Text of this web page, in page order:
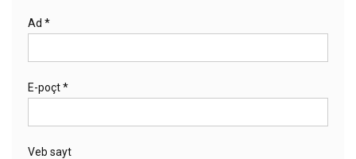
Ad *
E-poçt*
Veb sayt